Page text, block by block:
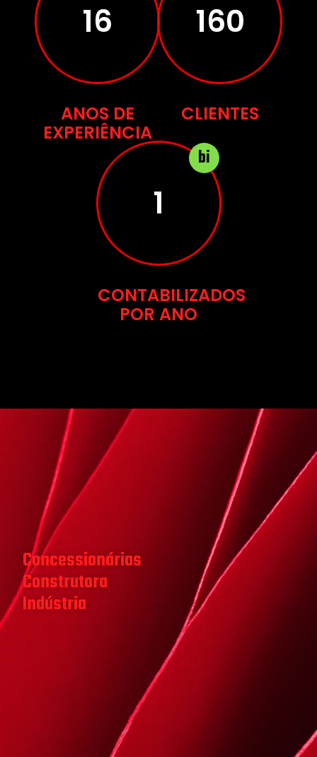
27
ANOS DE
EXPERIÊNCIA
272
CLIENTES
2
bi
CONTABILIZADOS
POR ANO
Concessionárias
Construtora
Indústria